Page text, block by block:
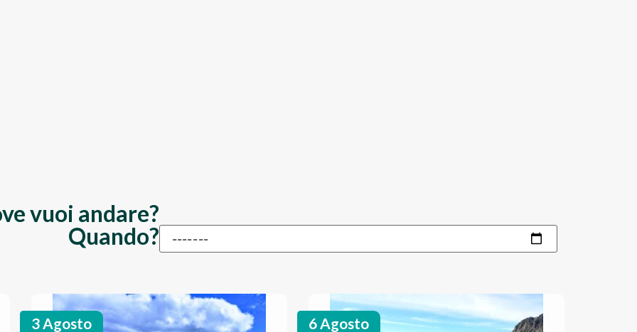
vuoi andare?
Quando?
3 Agosto 6 Agosto